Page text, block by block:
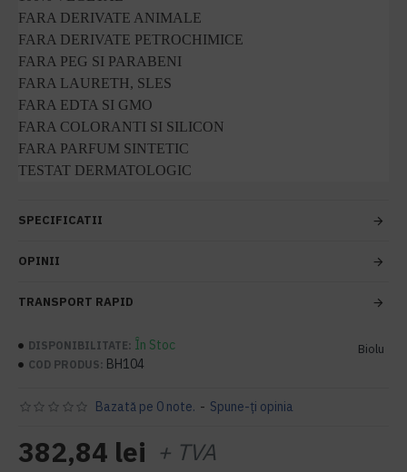
FARA DERIVATE ANIMALE
FARA DERIVATE PETROCHIMICE
FARA PEG SI PARABENI
FARA LAURETH, SLES
FARA EDTA SI GMO
FARA COLORANTI SI SILICON
FARA PARFUM SINTETIC
TESTAT DERMATOLOGIC
SPECIFICATII
OPINII
TRANSPORT RAPID
DISPONIBILITATE: În Stoc
COD PRODUS: BH104
Biolu
Bazată pe 0 note. - Spune-ţi opinia
382,84 lei + TVA